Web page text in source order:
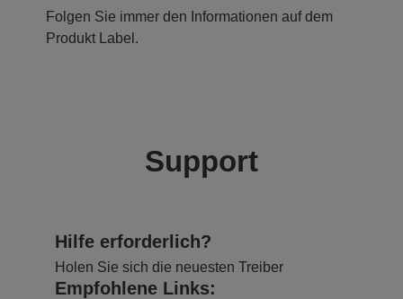
Folgen Sie immer den Informationen auf dem
Produkt Label.
Support
Hilfe erforderlich?
Holen Sie sich die neuesten Treiber
Empfohlene Links: